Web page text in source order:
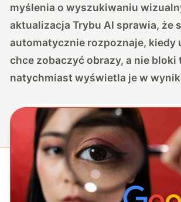
myślenia o wyszukiwaniu
aktualizacja Trybu AI sprawia, że
automatycznie rozpoznaje, kiedy
chce zobaczyć obrazy, a nie bloki
natychmiast wyświetla je w